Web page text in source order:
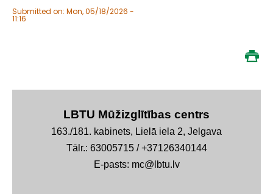
Submitted on: Mon, 05/18/2026 -
11:16
LBTU Mūžizglītības centrs
163./181. kabinets, Lielā iela 2, Jelgava
Tālr.: 63005715 / +37126340144
E-pasts: mc@lbtu.lv